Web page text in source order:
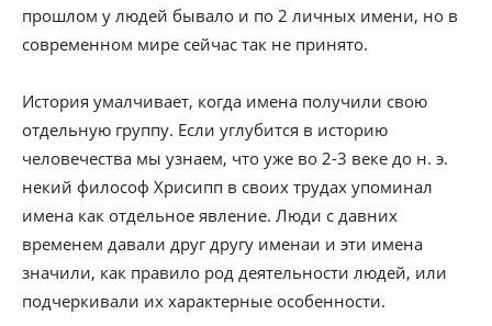
прошлом у людей бывало и по 2 личных имени, но в
современном мире сейчас так не принято.
История умалчивает, когда имена получили свою
отдельную группу. Если углубится в историю
человечества мы узнаем, что уже во 2-3 веке до н. э.
некий философ Хрисипп в своих трудах упоминал
имена как отдельное явление. Люди с давних
временем давали друг другу именаи и эти имена
значили, как правило род деятельности людей, или
подчеркивали их характерные особенности.